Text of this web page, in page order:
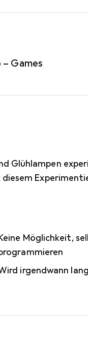
Games
Glühlampen
Möglichkeit,
irgendwann